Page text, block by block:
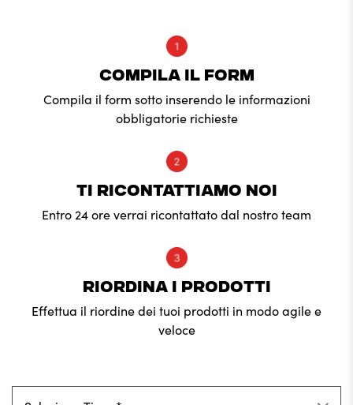
COMPILA IL FORM
Compila il form sotto inserendo le informazioni
obbligatorie richieste
TI RICONTATTIAMO NOI
Entro 24 ore verrai ricontattato dal nostro team
RIORDINA I PRODOTTI
Effettua il riordine dei tuoi prodotti in modo agile e
veloce